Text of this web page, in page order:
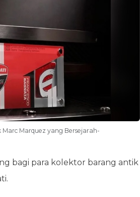
Marquez yang Bersejarah-
bagi para kolektor barang antik